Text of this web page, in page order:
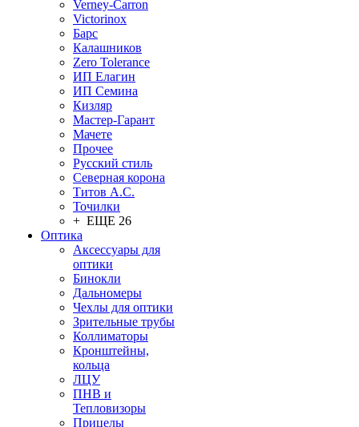
Verney-Carron
Victorinox
Барс
Калашников
Zero Tolerance
ИП Елагин
ИП Семина
Кизляр
Мастер-Гарант
Мачете
Прочее
Русский стиль
Северная корона
Титов А.С.
Точилки
+ ЕЩЕ 26
Оптика
Аксессуары для
оптики
Бинокли
Дальномеры
Чехлы для оптики
Зрительные трубы
Коллиматоры
Кронштейны,
кольца
ЛЦУ
ПНВ и
Тепловизоры
Прицелы